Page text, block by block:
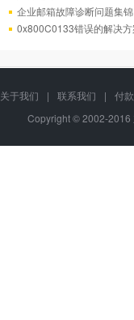
企业邮箱故障诊断问题集锦
0x800C0133错误的解决
关于我们 | 联系我们 |
付
Copyright © 2002-